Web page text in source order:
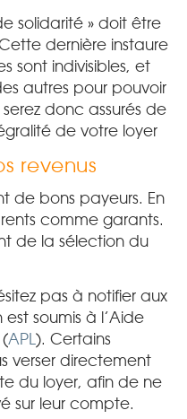
solidarité » doit être
dernière instaure
sont indivisibles, et
autres pour pouvoir
donc assurés de
de votre loyer
revenus
de bons payeurs. En
comme garants.
de la sélection du
pas à notifier aux
soumis à l’Aide
APL). Certains
verser directement
du loyer, afin de ne
sur leur compte.